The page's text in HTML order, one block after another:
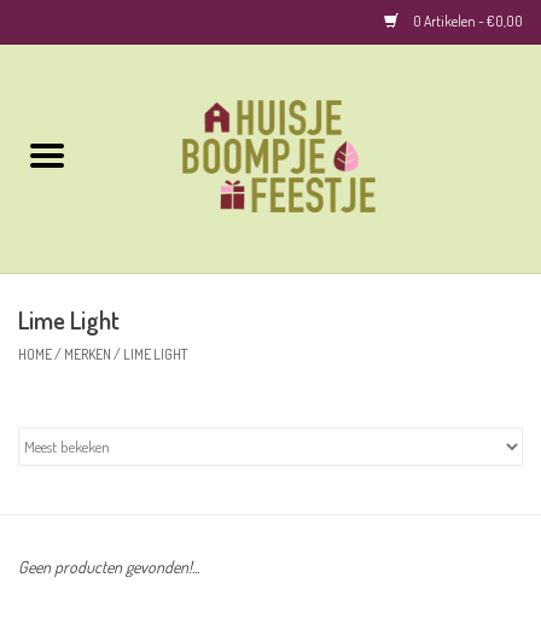
0 Artikelen - €0,00
Woonaccessoires
Lime Light
HOME/ MERKEN / LIME LIGHT
Geen producten gevonden!...